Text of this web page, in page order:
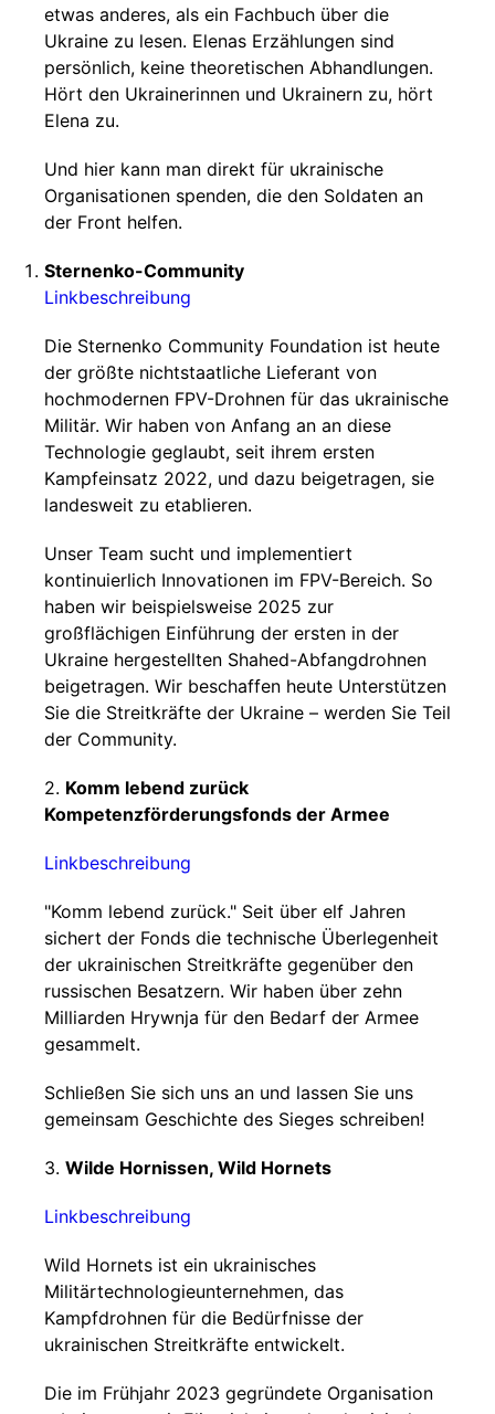
etwas anderes, als ein Fachbuch über die
Ukraine zu lesen. Elenas Erzählungen sind
persönlich, keine theoretischen Abhandlungen.
Hört den Ukrainerinnen und Ukrainern zu, hört
Elena zu.
Und hier kann man direkt für ukrainische
Organisationen spenden, die den Soldaten an
der Front helfen.
Sternenko-Community
Linkbeschreibung
Die Sternenko Community Foundation ist heute
der größte nichtstaatliche Lieferant von
hochmodernen FPV-Drohnen für das ukrainische
Militär. Wir haben von Anfang an an diese
Technologie geglaubt, seit ihrem ersten
Kampfeinsatz 2022, und dazu beigetragen, sie
landesweit zu etablieren.
Unser Team sucht und implementiert
kontinuierlich Innovationen im FPV-Bereich. So
haben wir beispielsweise 2025 zur
großflächigen Einführung der ersten in der
Ukraine hergestellten Shahed-Abfangdrohnen
beigetragen. Wir beschaffen heute Unterstützen
Sie die Streitkräfte der Ukraine – werden Sie Teil
der Community.
2. Komm lebend zurück
Kompetenzförderungsfonds der Armee
Linkbeschreibung
"Komm lebend zurück." Seit über elf Jahren
sichert der Fonds die technische Überlegenheit
der ukrainischen Streitkräfte gegenüber den
russischen Besatzern. Wir haben über zehn
Milliarden Hrywnja für den Bedarf der Armee
gesammelt.
Schließen Sie sich uns an und lassen Sie uns
gemeinsam Geschichte des Sieges schreiben!
3. Wilde Hornissen, Wild Hornets
Linkbeschreibung
Wild Hornets ist ein ukrainisches
Militärtechnologieunternehmen, das
Kampfdrohnen für die Bedürfnisse der
ukrainischen Streitkräfte entwickelt.
Die im Frühjahr 2023 gegründete Organisation